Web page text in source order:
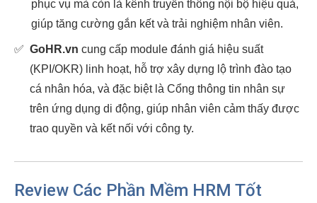
phục vụ mà còn là kênh truyền thông nội bộ hiệu quả,
giúp tăng cường gắn kết và trải nghiệm nhân viên.
✅ GoHR.vn cung cấp module đánh giá hiệu suất
(KPI/OKR) linh hoạt, hỗ trợ xây dựng lộ trình đào tạo
cá nhân hóa, và đặc biệt là Cổng thông tin nhân sự
trên ứng dụng di động, giúp nhân viên cảm thấy được
trao quyền và kết nối với công ty.
Review Các Phần Mềm HRM Tốt